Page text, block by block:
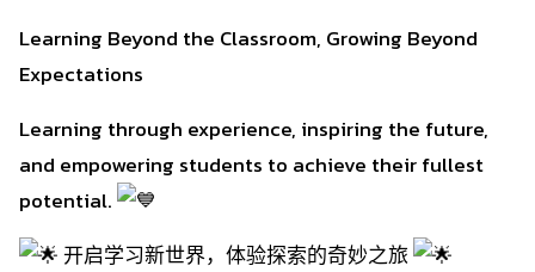
Learning Beyond the Classroom, Growing Beyond
Expectations
Learning through experience, inspiring the future,
and empowering students to achieve their fullest
potential.
开启学习新世界，体验探索的奇妙之旅